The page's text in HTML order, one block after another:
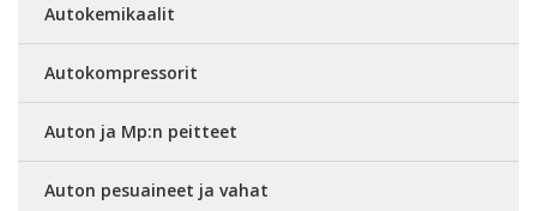
Autokemikaalit
Autokompressorit
Auton ja Mp:n peitteet
Auton pesuaineet ja vahat